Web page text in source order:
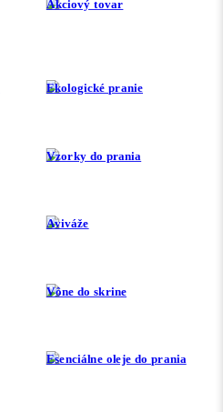
Akciový tovar
Ekologické pranie
Vzorky do prania
Aviváže
Vône do skrine
Esenciálne oleje do prania